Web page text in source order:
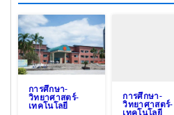
การศึกษา-
วิทยาศาสตร์-
เทคโนโลยี
การศึกษา-
วิทยาศาสตร์-
เทคโนโลยี